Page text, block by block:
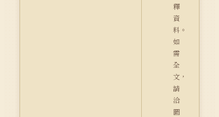
釋
資
料。
如
需
全
文，
請
洽
圖